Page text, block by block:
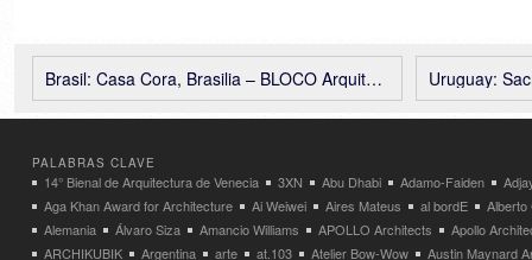
Uruguay:
Brasil: Casa Cora, Brasilia – BLOCO Arquitetos
PALABRAS CLAVE
14° Bienal de Arquitectura de Venecia 3XN Abu Dhabi Adamo-Faiden
Aga Khan Award for Architecture
Ai Weiwei Aires Mateus al bordE
Alberto
Alemania
Álvaro Siza Amancio Williams APOLLO Architects
Apollo
ARCHIKUBIK
Argentina arte at.103 Atelier Bow-Wow
Austin Maynard